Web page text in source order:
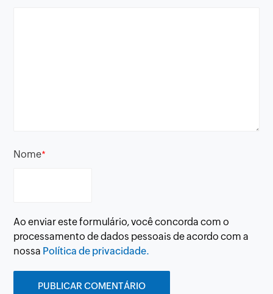
Nome*
Ao enviar este formulário, você concorda com o
processamento de dados pessoais de acordo com a
nossa Política de privacidade.